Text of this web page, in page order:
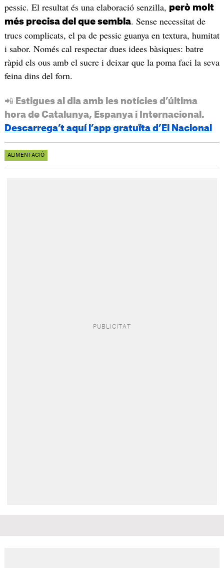
pessic. El resultat és una elaboració senzilla, però molt
més precisa del que sembla. Sense necessitat de
trucs complicats, el pa de pessic guanya en textura, humitat
i sabor. Només cal respectar dues idees bàsiques: batre
ràpid els ous amb el sucre i deixar que la poma faci la seva
feina dins del forn.
📲 Estigues al dia amb les notícies d’última
hora de Catalunya, Espanya i Internacional.
Descarrega’t aquí l’app gratuïta d’El Nacional
ALIMENTACIÓ